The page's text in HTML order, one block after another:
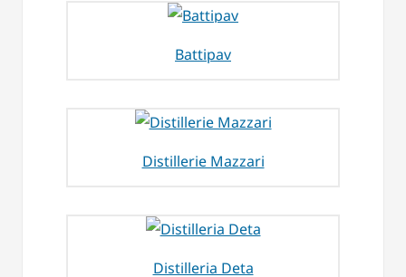
Battipav
Distillerie Mazzari
Distilleria Deta